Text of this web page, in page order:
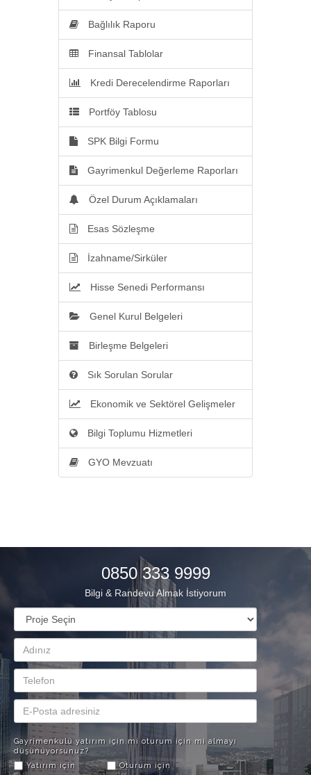
Bağlılık Raporu
Finansal Tablolar
Kredi Derecelendirme Raporları
Portföy Tablosu
SPK Bilgi Formu
Gayrimenkul Değerleme Raporları
Özel Durum Açıklamaları
Esas Sözleşme
İzahname/Sirküler
Hisse Senedi Performansı
Genel Kurul Belgeleri
Birleşme Belgeleri
Sık Sorulan Sorular
Ekonomik ve Sektörel Gelişmeler
Bilgi Toplumu Hizmetleri
GYO Mevzuatı
0850 333 9999
Bilgi & Randevu Almak İstiyorum
Gayrimenkulü yatırım için mi oturum için mi almayı
düşünüyorsunuz?
Yatırım için
Oturum için